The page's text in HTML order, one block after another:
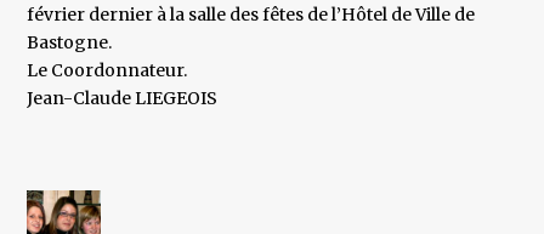
février dernier à la salle des fêtes de l’Hôtel de Ville de
Bastogne.
Le Coordonnateur.
Jean-Claude LIEGEOIS